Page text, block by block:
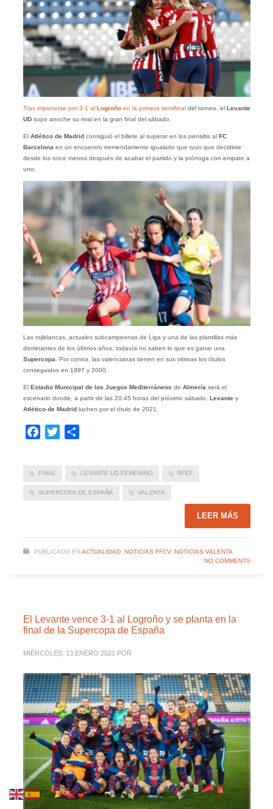
Tras imponerse por 3-1 al Logroño en la primera semifinaldel torneo, el Levante
UDsupo anoche su rival en la gran final del sábado.
El Atlético de Madrid consiguió el billete al superar en los penaltis al FC
Barcelonaen un encuentro tremendamente igualado que tuvo que decidirse
desde los once metros después de acabar el partido y la prórroga con empate a
uno.
Las rojiblancas, actuales subcampeonas de Liga y una de las plantillas más
dominantes de los últimos años, todavía no saben lo que es ganar una
Supercopa. Por contra, las valencianas tienen en sus vitrinas los títulos
conseguidos en 1997 y 2000.
El Estadio Municipal de los Juegos Mediterráneos de Almería será el
escenario donde, a partir de las 20:45 horas del próximo sábado, Levante y
Atlético de Madridluchen por el título de 2021.
Facebook
Twitter
FINAL LEVANTE UD FEMENINO RFEF
SUPERCOPA DE ESPAÑA VALENTA
LEER MÁS
PUBLICADO EN ACTUALIDAD, NOTICIAS FFCV, NOTICIAS VALENTA
NO COMMENTS
El Levante vence 3-1 al Logroño y se planta en la
final de la Supercopa de España
MIÉRCOLES, 13 ENERO 2021 POR